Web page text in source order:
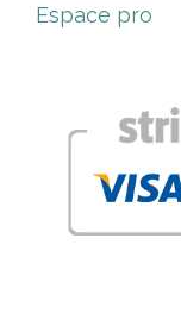
Espace pro